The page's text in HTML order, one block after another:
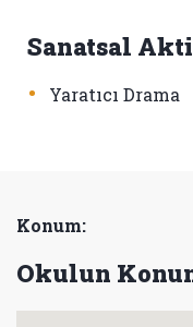
Sanatsal
• Yaratıcı Drama
Konum:
Okulun